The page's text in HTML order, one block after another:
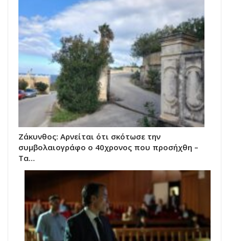
Ζάκυνθος: Αρνείται ότι σκότωσε την
συμβολαιογράφο ο 40χρονος που προσήχθη –
Τα…